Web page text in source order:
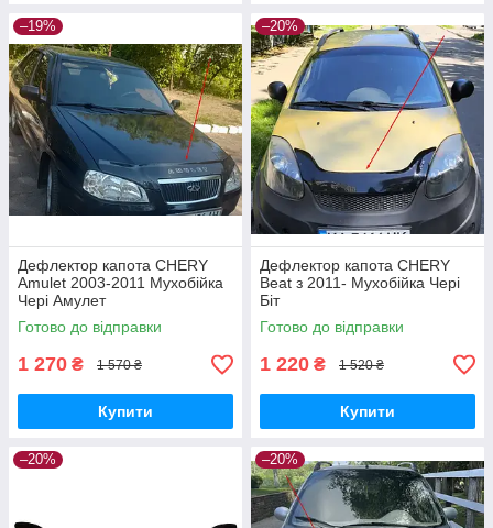
–19%
Дефлектор капота CHERY
Amulet 2003-2011 Мухобійка
Чері Амулет
Готово до відправки
1 270 ₴ 1 570 ₴
Купити
–20%
Дефлектор капота CHERY
Beat з 2011- Мухобійка Чері
Біт
Готово до відправки
1 220 ₴ 1 520 ₴
Купити
–20% –20%